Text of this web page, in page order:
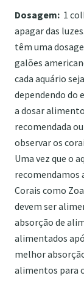
Dosagem: 1
apagar das
têm uma
galões
cada aquário
dependendo do
a dosar
recomendada
observar os
Uma vez que o
recomendamos
Corais como
devem ser
absorção de
alimentados
melhor
alimentos para